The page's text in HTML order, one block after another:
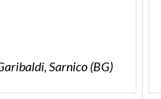
Sarnico (BG)